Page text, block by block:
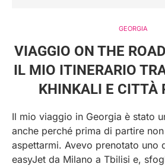
GEORGIA
VIAGGIO ON THE
IL MIO ITINERARIO
KHINKALI E CITTÀ
Il mio viaggio in Georgia è stato
anche perché prima di partire
aspettarmi. Avevo prenotato uno
easyJet da Milano a Tbilisi e,